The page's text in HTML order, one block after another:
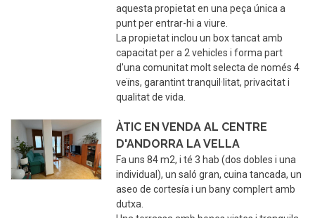
aquesta propietat en una peça única a
punt per entrar-hi a viure.
La propietat inclou un box tancat amb
capacitat per a 2 vehicles i forma part
d'una comunitat molt selecta de només 4
veïns, garantint tranquil·litat, privacitat i
qualitat de vida.
ÀTIC EN VENDA AL CENTRE
D'ANDORRA LA VELLA
Fa uns 84 m2, i té 3 hab (dos dobles i una
individual), un saló gran, cuina tancada, un
aseo de cortesía i un bany complert amb
dutxa.